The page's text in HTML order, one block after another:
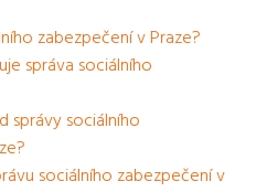
zabezpečení v Praze?
správa sociálního
správy sociálního
sociálního zabezpečení v